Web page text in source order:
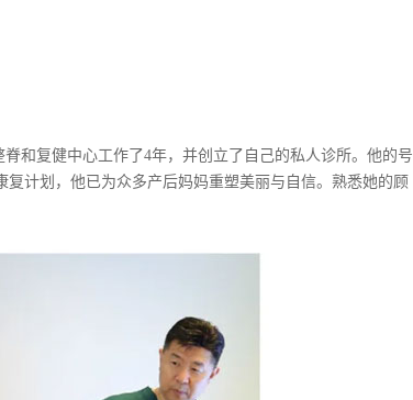
和复健中心工作了4年，并创立了自己的私人诊所。他的号
计划，他已为众多产后妈妈重塑美丽与自信。熟悉她的顾